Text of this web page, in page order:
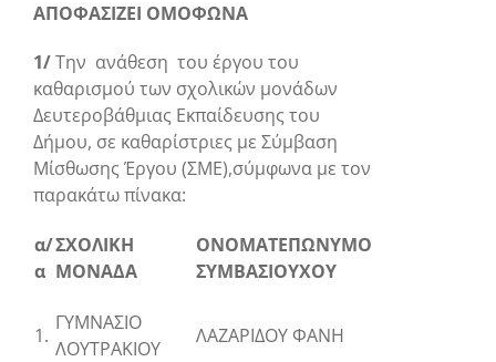
ΑΠΟΦΑΣΙΖΕΙ ΟΜΟΦΩΝΑ
1/Την ανάθεση του έργου του
καθαρισμού των σχολικών μονάδων
Δευτεροβάθμιας Εκπαίδευσης του
Δήμου, σε καθαρίστριες με Σύμβαση
Μίσθωσης Έργου (ΣΜΕ),σύμφωνα με τον
παρακάτω πίνακα:
α/
α
ΣΧΟΛΙΚΗ
ΜΟΝΑΔΑ
ΟΝΟΜΑΤΕΠΩΝΥΜΟ
ΣΥΜΒΑΣΙΟΥΧΟΥ
1.
ΓΥΜΝΑΣΙΟ
ΛΟΥΤΡΑΚΙΟΥ
ΛΑΖΑΡΙΔΟΥ ΦΑΝΗ